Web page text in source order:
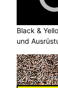
Black &
und